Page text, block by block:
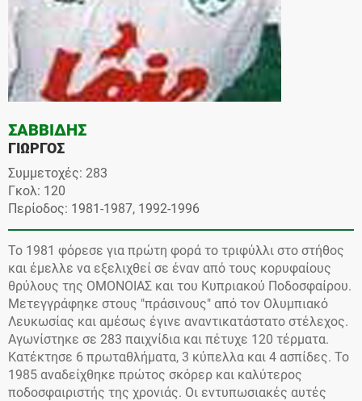
ΣΑΒΒΙΔΗΣ
ΓΙΩΡΓΟΣ
Συμμετοχές: 283
Γκολ: 120
Περίοδος: 1981-1987, 1992-1996
Το 1981 φόρεσε για πρώτη φορά το τριφύλλι στο στήθος
και έμελλε να εξελιχθεί σε έναν από τους κορυφαίους
θρύλους της ΟΜΟΝΟΙΑΣ και του Κυπριακού Ποδοσφαίρου.
Μετεγγράφηκε στους "πράσινους" από τον Ολυμπιακό
Λευκωσίας και αμέσως έγινε αναντικατάστατο στέλεχος.
Αγωνίστηκε σε 283 παιχνίδια και πέτυχε 120 τέρματα.
Κατέκτησε 6 πρωταθλήματα, 3 κύπελλα και 4 ασπίδες. To
1985 αναδείχθηκε πρώτος σκόρερ και καλύτερος
ποδοσφαιριστής της χρονιάς. Οι εντυπωσιακές αυτές